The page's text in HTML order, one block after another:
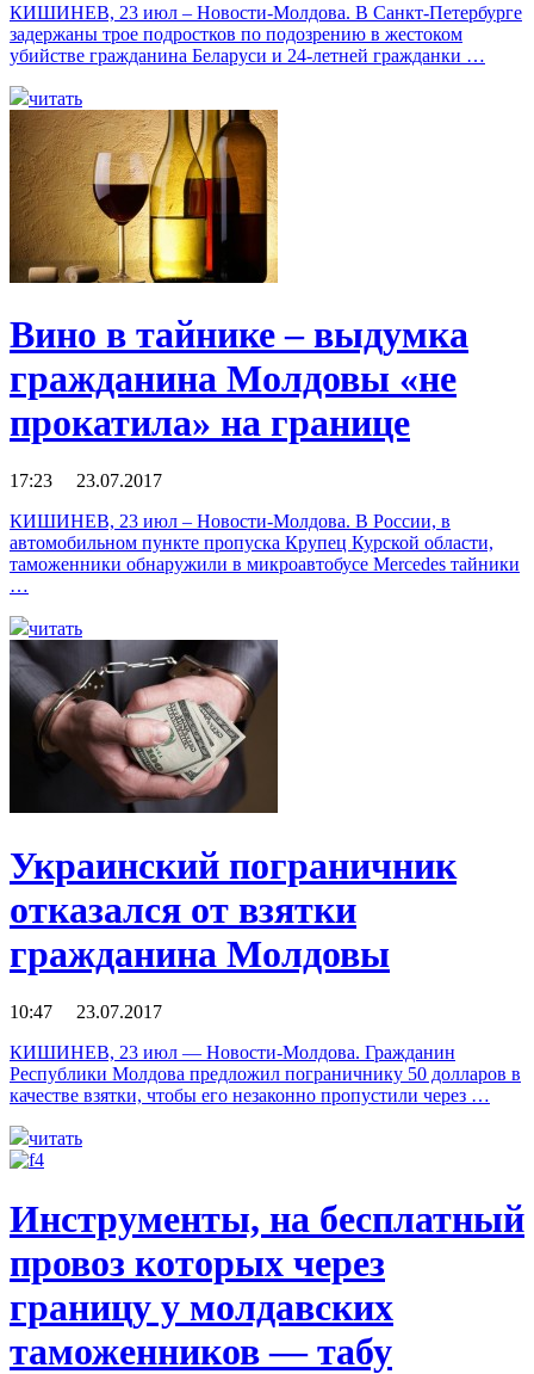
КИШИНЕВ, 23 июл – Новости-Молдова. В Санкт-Петербурге
задержаны трое подростков по подозрению в жестоком
убийстве гражданина Беларуси и 24-летней гражданки …
читать
Вино в тайнике – выдумка
гражданина Молдовы «не
прокатила» на границе
17:23 23.07.2017
КИШИНЕВ, 23 июл – Новости-Молдова. В России, в
автомобильном пункте пропуска Крупец Курской области,
таможенники обнаружили в микроавтобусе Mercedes тайники
…
читать
Украинский пограничник
отказался от взятки
гражданина Молдовы
10:47 23.07.2017
КИШИНЕВ, 23 июл — Новости-Молдова. Гражданин
Республики Молдова предложил пограничнику 50 долларов в
качестве взятки, чтобы его незаконно пропустили через …
читать
Инструменты, на бесплатный
провоз которых через
границу у молдавских
таможенников — табу